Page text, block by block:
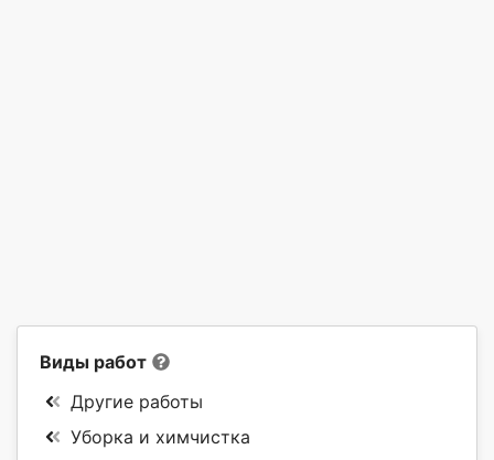
Виды работ
Другие работы
Уборка и химчистка